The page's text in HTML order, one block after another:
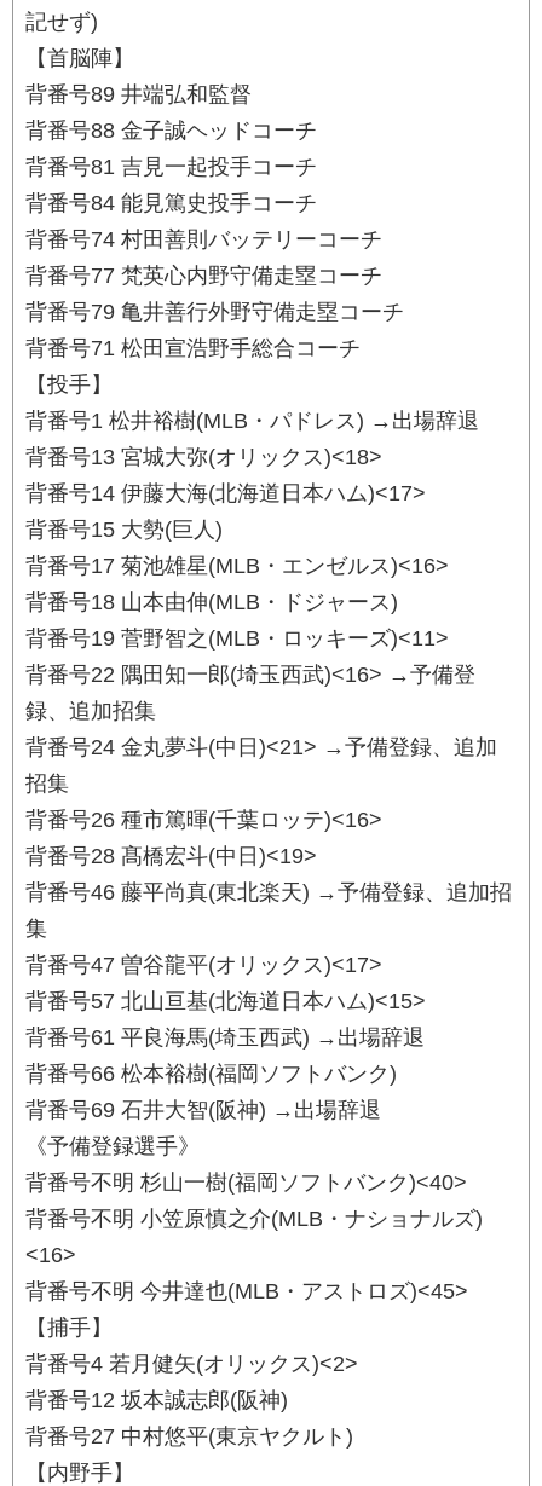
記せず)
【首脳陣】
背番号89 井端弘和監督
背番号88 金子誠ヘッドコーチ
背番号81 吉見一起投手コーチ
背番号84 能見篤史投手コーチ
背番号74 村田善則バッテリーコーチ
背番号77 梵英心内野守備走塁コーチ
背番号79 亀井善行外野守備走塁コーチ
背番号71 松田宣浩野手総合コーチ
【投手】
背番号1 松井裕樹(MLB・パドレス) →出場辞退
背番号13 宮城大弥(オリックス)<18>
背番号14 伊藤大海(北海道日本ハム)<17>
背番号15 大勢(巨人)
背番号17 菊池雄星(MLB・エンゼルス)<16>
背番号18 山本由伸(MLB・ドジャース)
背番号19 菅野智之(MLB・ロッキーズ)<11>
背番号22 隅田知一郎(埼玉西武)<16> →予備登
録、追加招集
背番号24 金丸夢斗(中日)<21> →予備登録、追加
招集
背番号26 種市篤暉(千葉ロッテ)<16>
背番号28 髙橋宏斗(中日)<19>
背番号46 藤平尚真(東北楽天) →予備登録、追加招
集
背番号47 曽谷龍平(オリックス)<17>
背番号57 北山亘基(北海道日本ハム)<15>
背番号61 平良海馬(埼玉西武) →出場辞退
背番号66 松本裕樹(福岡ソフトバンク)
背番号69 石井大智(阪神) →出場辞退
《予備登録選手》
背番号不明 杉山一樹(福岡ソフトバンク)<40>
背番号不明 小笠原慎之介(MLB・ナショナルズ)
<16>
背番号不明 今井達也(MLB・アストロズ)<45>
【捕手】
背番号4 若月健矢(オリックス)<2>
背番号12 坂本誠志郎(阪神)
背番号27 中村悠平(東京ヤクルト)
【内野手】